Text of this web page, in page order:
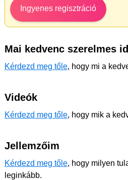
Ingyenes regisztráció
Mai kedvenc szerelmes
Kérdezd meg tőle, hogy mi a
Videók
Kérdezd meg tőle, hogy mik a
Jellemzőim
Kérdezd meg tőle, hogy milyen
leginkább.